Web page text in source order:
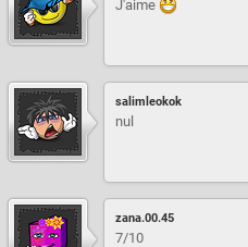
J'aime
salimleokok
nul
zana.00.45
7/10